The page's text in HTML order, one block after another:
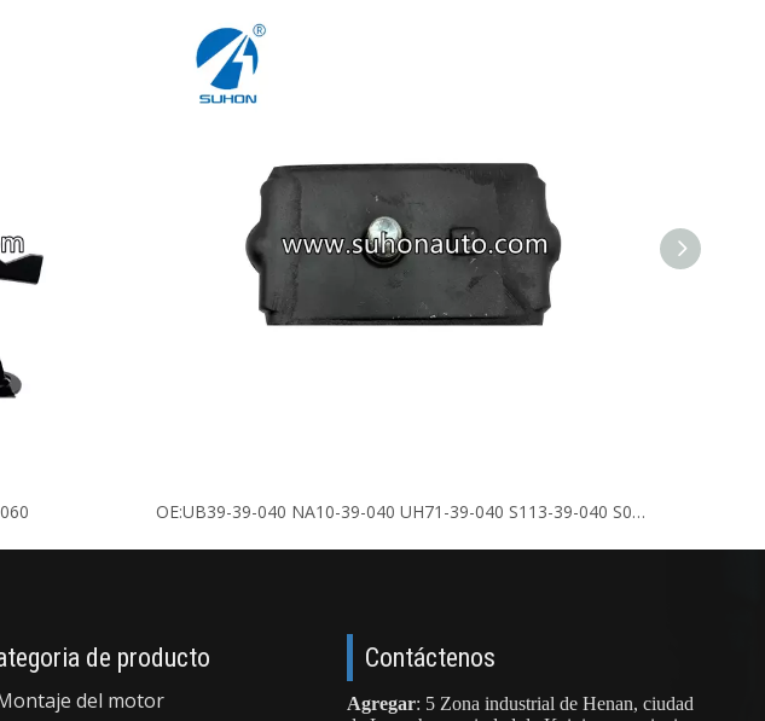
OE:UB39-39-040 NA10-39-040 UH71-39-040 S113-39-040 S083-39-040 Soporte de motor
de producto
del motor
Contáctenos
Agregar: 5 Zona industrial de Henan, ciudad